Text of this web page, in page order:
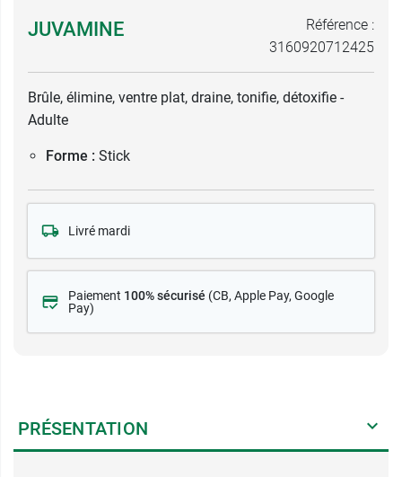
JUVAMINE
Référence :
3160920712425
Brûle, élimine, ventre plat, draine, tonifie, détoxifie -
Adulte
Forme : Stick
Livré mardi
Paiement 100% sécurisé (CB, Apple Pay, Google
Pay)
PRÉSENTATION